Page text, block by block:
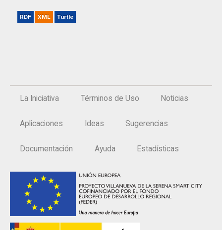
RDF XML Turtle
La Iniciativa Términos de Uso Noticias
Aplicaciones Ideas Sugerencias
Documentación Ayuda Estadísticas